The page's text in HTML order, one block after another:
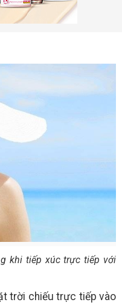
khi tiếp xúc trực tiếp với
trời chiếu trực tiếp vào